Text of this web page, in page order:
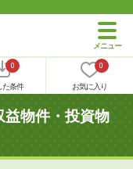
0
た条件
0
お気に入り
益物件・投資物